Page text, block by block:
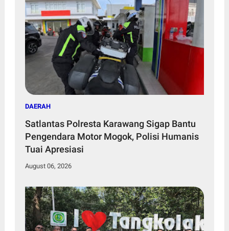
DAERAH
Satlantas Polresta Karawang Sigap Bantu
Pengendara Motor Mogok, Polisi Humanis
Tuai Apresiasi
August 06, 2026